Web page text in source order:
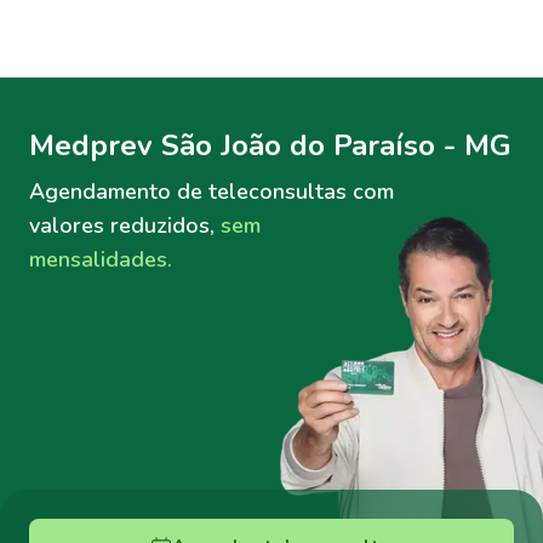
Medprev São João do Paraíso - MG
Agendamento de teleconsultas com
valores reduzidos, sem
mensalidades.